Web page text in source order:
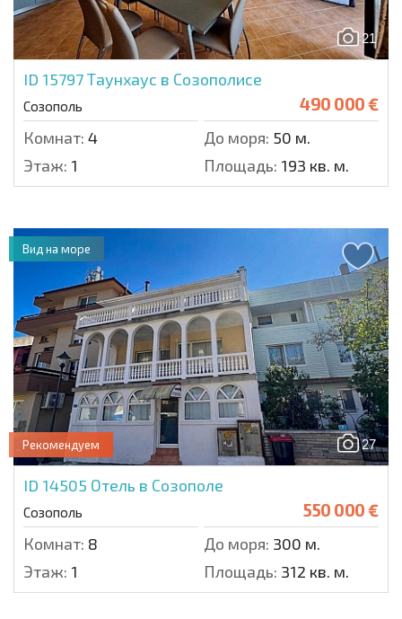
21
ID 15797Таунхаус в Созополисе
Созополь 490 000 €
Комнат: 4 До моря: 50 м.
Этаж: 1 Площадь: 193 кв. м.
27
Рекомендуем
ID 14505 Отель в Созополе
Созополь 550 000 €
Комнат: 8 До моря: 300 м.
Этаж: 1 Площадь: 312 кв. м.
Вид на море